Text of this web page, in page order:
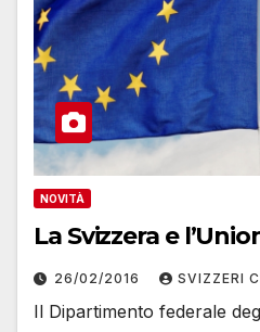
NOVITÀ
La Svizzera e
26/02/2016 SVIZZERI
Il Dipartimento federale